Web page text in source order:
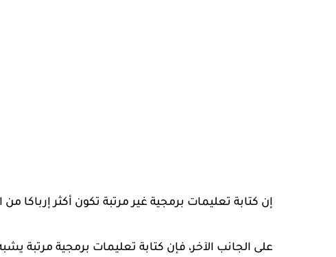
إن كتابة تعليمات برمجية غير مرتبة تكون أكثر
على الجانب الآخر، فإن كتابة تعليمات برمجية مرتبة